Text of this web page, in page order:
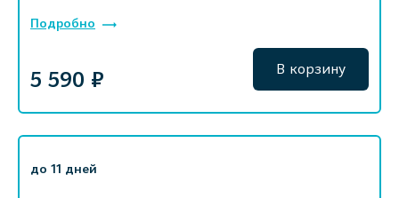
Подробно
5 590 ₽ В корзину
до 11 дней